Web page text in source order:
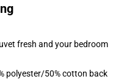
fresh and your bedroom
polyester/50% cotton back